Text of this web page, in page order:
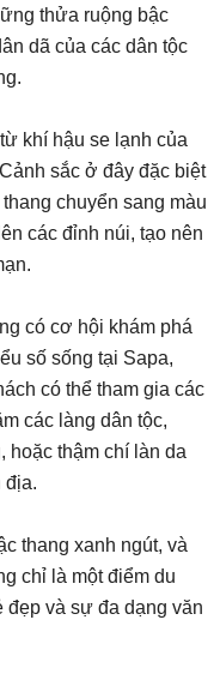
thửa ruộng bậc
dã của các dân tộc
khí hậu se lạnh của
sắc ở đây đặc biệt
chuyển sang màu
các đỉnh núi, tạo nên
có cơ hội khám phá
số sống tại Sapa,
có thể tham gia các
các làng dân tộc,
hoặc thậm chí làn da
địa.
thang xanh ngút, và
chỉ là một điểm du
đẹp và sự đa dạng văn